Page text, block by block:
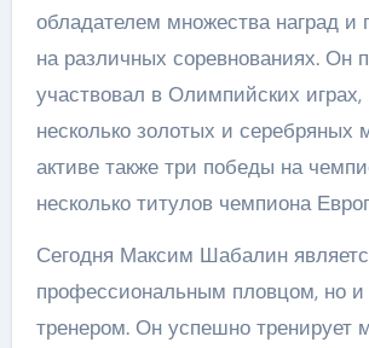
обладателем множества наград и
на различных соревнованиях. Он
участвовал в Олимпийских играх,
несколько золотых и серебряных
активе также три победы на
несколько титулов чемпиона
Сегодня Максим Шабалин
профессиональным пловцом, но
тренером. Он успешно тренирует